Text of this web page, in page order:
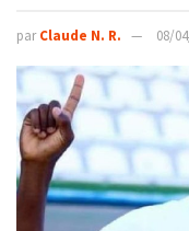
par Claude N. R. 08/